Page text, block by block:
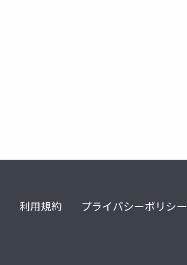
利用規約 プライバシーポリシー